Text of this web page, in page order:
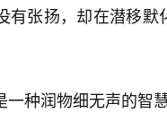
有张扬，却在潜移
一种润物细无声的智